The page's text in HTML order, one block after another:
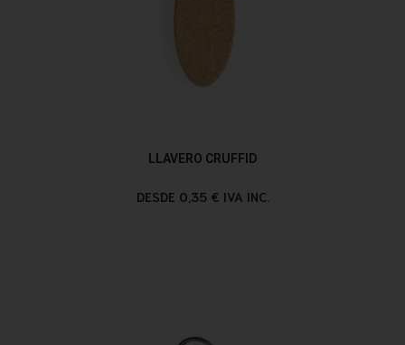
LLAVERO CRUFFID
DESDE 0,35 € IVA INC.